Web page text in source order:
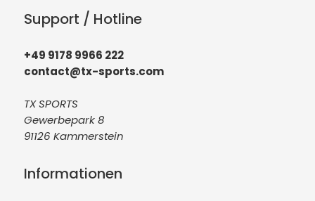
Support / Hotline
+49 9178 9966 222
contact@tx-sports.com
TX SPORTS
Gewerbepark 8
91126 Kammerstein
Informationen